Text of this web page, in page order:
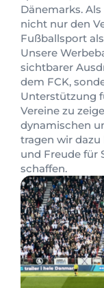
Dänemarks.
nicht nur den
Fußballsport
Unsere
sichtbarer
dem FCK,
Unterstützung
Vereine zu
dynamischen
tragen wir
und Freude für
schaffen.